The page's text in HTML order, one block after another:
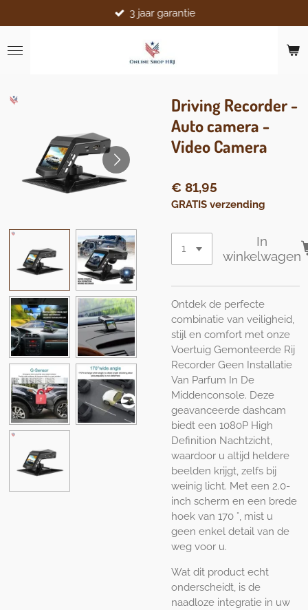
direct
naar
de
3 jaar garantie
Driving Recorder -
Auto camera -
Video Camera
€ 81,95
GRATIS verzending
In
winkelwagen
Ontdek de perfecte
combinatie van veiligheid,
stijl en comfort met onze
Voertuig Gemonteerde Rij
Recorder Geen Installatie
Van Parfum In De
Middenconsole. Deze
geavanceerde dashcam
biedt een 1080P High
Definition Nachtzicht,
waardoor u altijd heldere
beelden krijgt, zelfs bij
weinig licht. Met een 2.0-
inch scherm en een brede
hoek van 170 °, mist u
geen enkel detail van de
weg voor u.
Wat dit product echt
onderscheidt, is de
naadloze integratie in uw